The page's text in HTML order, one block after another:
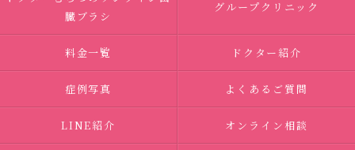
臓ブラシ
グループクリニック
料金一覧 ドクター紹介
症例写真 よくあるご質問
LINE紹介 オンライン相談